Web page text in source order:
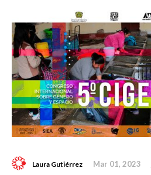
Laura Gutiérrez Mar 01, 2023